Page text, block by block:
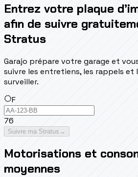
Entrez votre plaque
afin de suivre
Stratus
Garajo prépare votre garage et
suivre les entretiens, les rappels et
surveiller.
F
76
Suivre ma Stratus →
Motorisations et
moyennes